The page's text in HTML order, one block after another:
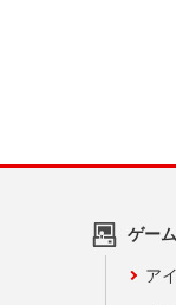
ゲー
ア